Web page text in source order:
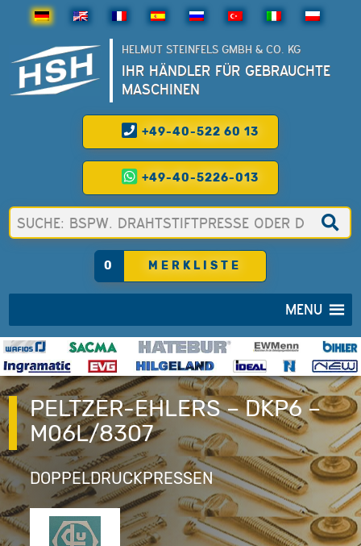
HELMUT STEINFELS GMBH & CO. KG
IHR HÄNDLER FÜR GEBRAUCHTE
MASCHINEN
+49-40-522 60 13
+49-40-5226-013
0 MERKLISTE
MENU
PELTZER-EHLERS – DKP6 –
M06L/8307
DOPPELDRUCKPRESSEN